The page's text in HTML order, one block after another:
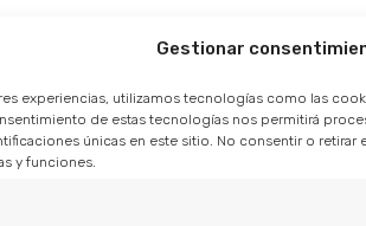
Gestionar
experiencias, utilizamos tecnologías como las
de estas tecnologías nos permitirá
únicas en este sitio. No consentir o
y funciones.